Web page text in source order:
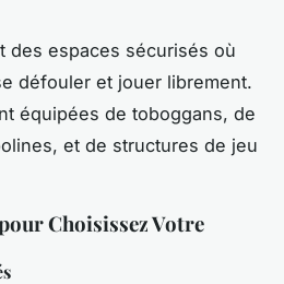
des espaces sécurisés où
défouler et jouer librement.
équipées de toboggans, de
et de structures de jeu
Choisissez Votre